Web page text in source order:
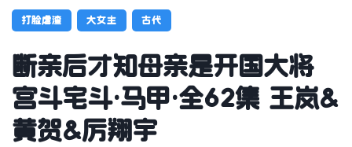
打脸虐渣 大女主 古代
断亲后才知母亲是开国大将
宫斗宅斗·马甲·全62集 王岚&
黄贺&厉翔宇